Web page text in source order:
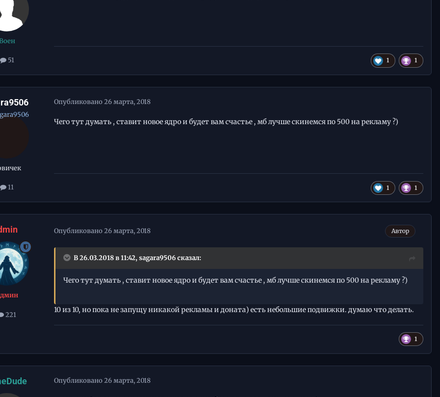
51 1 1
11
Опубликовано 26 марта, 2018
Чего тут думать , ставит новое ядро и будет вам счастье , мб лучше скинемся по 500 на рекламу ?)
1 1
221
Автор
Опубликовано 26 марта, 2018
В 26.03.2018 в 11:42, sagara9506сказал:
Чего тут думать , ставит новое ядро и будет вам счастье , мб лучше скинемся по 500 на рекламу ?)
10 из 10, но пока не запущу никакой рекламы и доната) есть небольшие подвижки. думаю что делать.
1
Опубликовано 26 марта, 2018